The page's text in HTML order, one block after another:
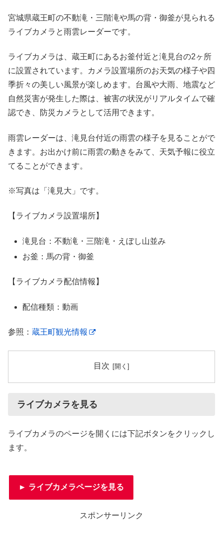
宮城県蔵王町の不動滝・三階滝や馬の背・御釜が見られる
ライブカメラと雨雲レーダーです。
ライブカメラは、蔵王町にあるお釜付近と滝見台の2ヶ所
に設置されています。カメラ設置場所のお天気の様子や四
季折々の美しい風景が楽しめます。台風や大雨、地震など
自然災害が発生した際は、被害の状況がリアルタイムで確
認でき、防災カメラとして活用できます。
雨雲レーダーは、滝見台付近の雨雲の様子を見ることがで
きます。お出かけ前に雨雲の動きをみて、天気予報に役立
てることができます。
※写真は「滝見大」です。
【ライブカメラ設置場所】
滝見台：不動滝・三階滝・えぼし山並み
お釜：馬の背・御釜
【ライブカメラ配信情報】
配信種類：動画
参照： 蔵王町観光情報
目次
ライブカメラを見る
ライブカメラのページを開くには下記ボタンをクリックし
ます。
► ライブカメラページを見る
スポンサーリンク